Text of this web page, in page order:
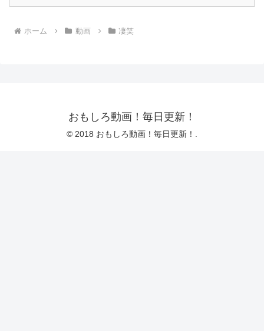
ホーム 動画 凄笑
おもしろ動画！毎日更新！
© 2018 おもしろ動画！毎日更新！.